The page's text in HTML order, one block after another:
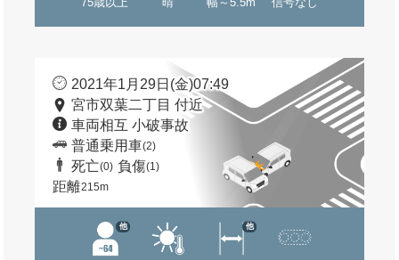
2021年1月29日(金)07:49
宮市双葉二丁目 付近
車両相互 小破事故
普通乗用車(2)
死亡(0) 負傷(1)
距離215m
他 他